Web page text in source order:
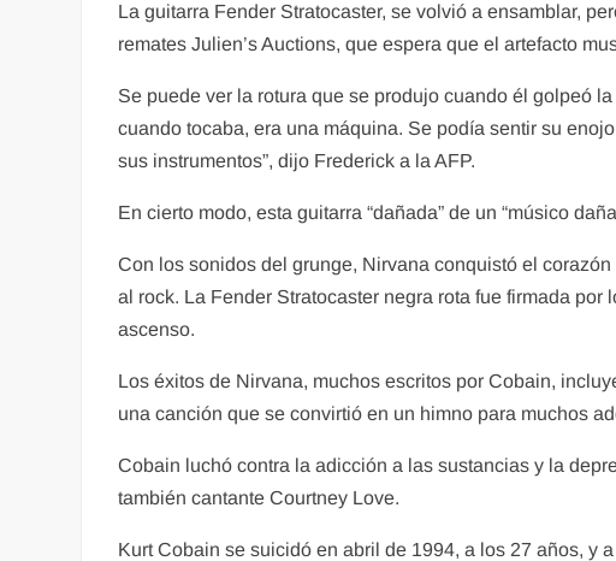
La guitarra Fender Stratocaster, se volvió a ensamblar,
remates Julien’s Auctions, que espera que el artefacto
Se puede ver la rotura que se produjo cuando él golpeó
cuando tocaba, era una máquina. Se podía sentir su
sus instrumentos”, dijo Frederick a la AFP.
En cierto modo, esta guitarra “dañada” de un “músico
Con los sonidos del grunge, Nirvana conquistó el
al rock. La Fender Stratocaster negra rota fue firmada
ascenso.
Los éxitos de Nirvana, muchos escritos por Cobain,
una canción que se convirtió en un himno para muchos
Cobain luchó contra la adicción a las sustancias y la
también cantante Courtney Love.
Kurt Cobain se suicidó en abril de 1994, a los 27 años, y